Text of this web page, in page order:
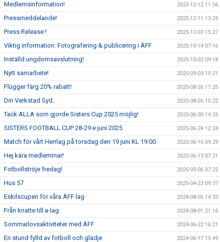
Medlemsinformation! 2025-12-12 11:56
Pressmeddelande! 2025-12-11 13:29
Press Release ! 2025-12-03 15:27
Viktig information: Fotografering & publicering i ÄFF 2025-10-14 07:16
Inställd ungdomsavslutning! 2025-10-02 09:18
Nytt samarbete! 2025-09-03 10:21
Flügger färg 20% rabatt! 2025-08-26 11:25
Din Verkstad Syd. 2025-08-26 10:22
Tack ALLA som gjorde Sisters Cup 2025 möjlig! 2025-06-30 14:25
SISTERS FOOTBALL CUP 28-29:e juni 2025 2025-06-24 12:24
Match för vårt Herrlag på torsdag den 19 juni KL 19:00 2025-06-16 09:29
Hej kära medlemmar! 2025-06-13 07:21
Fotbollströje fredag! 2025-05-06 07:22
Hus 57 2025-04-23 09:37
Eskilscupen för våra ÄFF lag 2024-08-05 14:33
Från knatte till a-lag 2024-08-01 21:16
Sommarlovsaktiviteter med ÄFF 2024-06-22 16:21
En stund fylld av fotboll och glädje 2024-06-17 15:49